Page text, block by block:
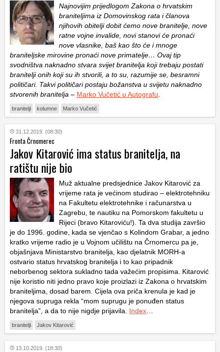
Najnovijim prijedlogom Zakona o hrvatskim
braniteljima iz Domovinskog rata i članova
njihovih obitelji dobit ćemo nove branitelje, nove
ratne vojne invalide, novi stanovi će pronaći
nove vlasnike, baš kao što će i mnoge
braniteljske mirovine pronaći nove primatelje… Ovaj tip
svodništva naknadno stvara svijet branitelja koji trebaju postati
branitelji onih koji su ih stvorili, a to su, razumije se, besramni
političari. Takvi političari postaju božanstva u svijetu naknadno
stvorenih branitelja – Marko Vučetić u Autografu
branitelji kolumne Marko Vučetić
31.12.2019. (08:30)
Fronta Črnomerec
Jakov Kitarović ima status branitelja, na
ratištu nije bio
Muž aktualne predsjednice Jakov Kitarović za
vrijeme rata je većinom studirao – elektrotehniku
na Fakultetu elektrotehnike i računarstva u
Zagrebu, te nautiku na Pomorskom fakultetu u
Rijeci (bravo Kitaroviću!). Ta dva studija završio
je do 1996. godine, kada se vjenčao s Kolindom Grabar, a jedno
kratko vrijeme radio je u Vojnom učilištu na Črnomercu pa je,
objašnjava Ministarstvo branitelja, kao djelatnik MORH-a
ostvario status hrvatskog branitelja i to kao pripadnik
neborbenog sektora sukladno tada važećim propisima. Kitarović
nije koristio niti jedno pravo koje proizlazi iz Zakona o hrvatskim
braniteljima, dosad barem. Cijela ova priča krenula je kad je
njegova supruga rekla “mom suprugu je ponuđen status
branitelja”, a da to nije nigdje prijavila. Index
branitelji Jakov Kitarović
13.10.2019. (18:30)